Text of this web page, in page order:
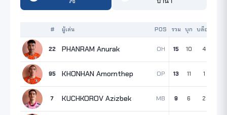
# ผู้เล่น POS รวม บุก บล็อก
22 PHANRAM Anurak OH 15 10 4
95 KHONHAN Amornthep OP 13 11 1
7 KUCHKOROV Azizbek MB 9 6 2